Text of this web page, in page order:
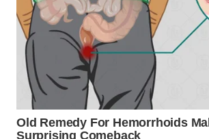
WAHANANEWS
NET
WAHANA
SPORT
WAHANA
UMKM